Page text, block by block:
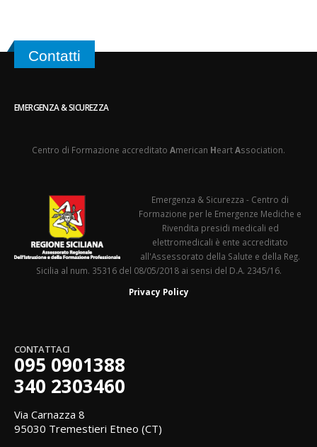
Contatti
EMERGENZA & SICUREZZA
Centro di Formazione accreditato American HeartAssociation.
Emergenza & Sicurezza - Centro di
Formazione per le Emergenze Mediche e
Rivendita presidi medicali ed
elettromedicali è ente accreditato
all'Assessorato della Salute e della Reg.
Sicilia al num. 35316 del 08/05/2018 ai sensi del D.A. 2345/16.
Privacy Policy
CONTATTACI
095 0901388
340 2303460
Via Carnazza 8
95030 Tremestieri Etneo (CT)